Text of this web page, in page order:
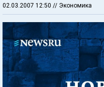
02.03.2007 12:50 // Экономика